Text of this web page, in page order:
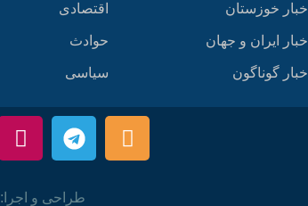
اخبار خوزستان
اخبار ایران و جهان
اخبار گوناگون
اقتصادی
حوادث
سیاسی
طراحی و اجرا: